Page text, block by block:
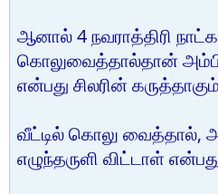
ஆனால் 4 நவராத்திரி
கொலுவைத்தால்தான்
என்பது சிலரின்
வீட்டில் கொலு வைத்தால்,
எழுந்தருளி விட்டாள்